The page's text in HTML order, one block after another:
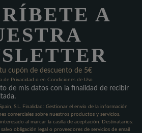
A
cupón de descuento de 5€
de Privacidad o en Condiciones de Uso
de mis datos con la finalidad de recibir
S.L. Finalidad: Gestionar el envío de la información
comerciales sobre nuestros productos y servicios.
al marcar la casilla de aceptación. Destinatarios:
obligación legal o proveedores de servicios de email